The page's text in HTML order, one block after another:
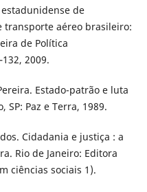
estadunidense de
transporte aéreo brasileiro:
de Política
2009.
Estado-patrão e luta
SP: Paz e Terra, 1989.
Cidadania e justiça : a
Rio de Janeiro: Editora
ciências sociais 1).